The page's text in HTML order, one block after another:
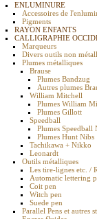
ENLUMINURE
Accessoires de
Pigments
RAYON ENFANTS
CALLIGRAPHIE
Marqueurs
Divers outils non
Plumes métalliques
Brause
Plumes Bandzug
Autres plumes
William Mitchell
Plumes William
Plumes Gillott
Speedball
Plumes Speedball
Plumes Hunt Nibs
Tachikawa + Nikko
Leonardt
Outils métalliques
Les tire-lignes etc. /
Automatic lettering
Coit pen
Witch pen
Suede pen
Parallel Pens et autres